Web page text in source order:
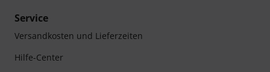
Service
Versandkosten und Lieferzeiten
Hilfe-Center